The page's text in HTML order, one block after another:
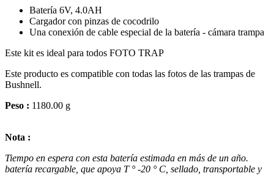
Batería 6V, 4.0AH
Cargador con pinzas de cocodrilo
Una conexión de cable especial de la batería - cámara trampa
Este kit es ideal para todos FOTO TRAP
Este producto es compatible con todas las fotos de las trampas de
Bushnell.
Peso : 1180.00 g
Nota :
Tiempo en espera con esta batería estimada en más de un año.
batería recargable , que apoya T ° -20 ° C , sellado transportable y